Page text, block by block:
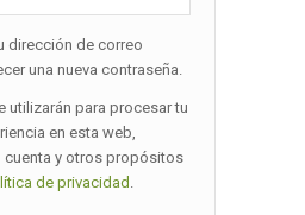
dirección de correo
una nueva contraseña.
utilizarán para procesar tu
en esta web,
cuenta y otros propósitos
de privacidad .